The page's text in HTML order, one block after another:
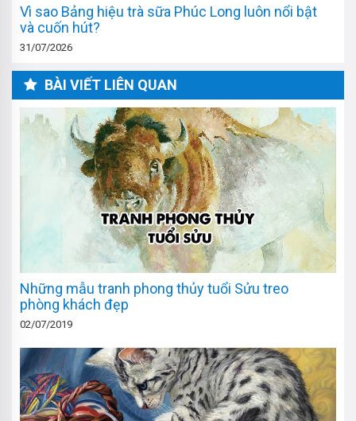
Vì sao Bảng hiệu trà sữa Phúc Long luôn nổi bật
và cuốn hút?
31/07/2026
BÀI VIẾT LIÊN QUAN
Những mẫu tranh phong thủy tuổi Sửu treo
phòng khách đẹp
02/07/2019